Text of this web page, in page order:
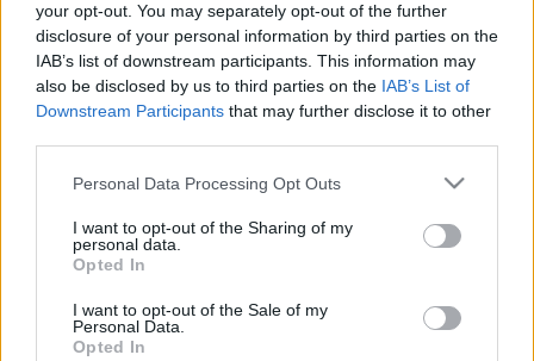
your opt-out. You may separately opt-out of the further
disclosure of your personal information by third parties on the
IAB’s list of downstream participants. This information may
also be disclosed by us to third parties on the IAB’s List of
Downstream Participants that may further disclose it to other
Please note that this website/app uses one or more Google
not limited to your visit or usage behaviour. You may click to
grant or deny consent to Google and its third-party tags to
use your data for below specified purposes in below Google
consent section.
Personal Data Processing Opt Outs
I want to opt-out of the Sharing of my
personal data.
Opted In
I want to opt-out of the Sale of my
Personal Data.
Opted In
nép - Rec.hu
Úgyis meghajolsz, ha másért nem, mert tapsolnak.